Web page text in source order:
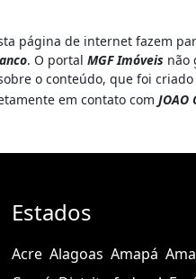
página de internet fazem
. O portal MGF Imóveis não
o conteúdo, que foi
em contato com JOAO
Estados
Acre Alagoas Amapá